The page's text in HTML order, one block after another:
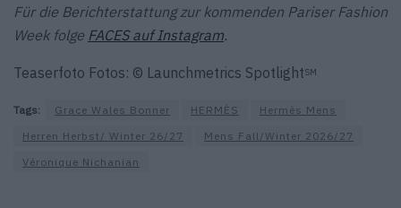
Für die Berichterstattung zur kommenden Pariser Fashion
Week folge FACES auf Instagram.
Teaserfoto Fotos: © Launchmetrics SpotlightSM
Tags: Grace Wales Bonner HERMÈS
Hermès Mens
Herren Herbst/ Winter 26/27
Mens Fall/Winter 2026/27
Véronique Nichanian